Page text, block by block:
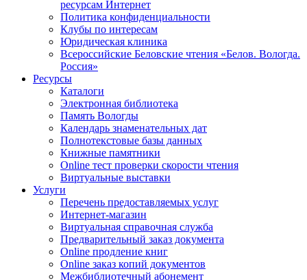
ресурсам Интернет
Политика конфиденциальности
Клубы по интересам
Юридическая клиника
Всероссийские Беловские чтения «Белов. Вологда.
Россия»
Ресурсы
Каталоги
Электронная библиотека
Память Вологды
Календарь знаменательных дат
Полнотекстовые базы данных
Книжные памятники
Online тест проверки скорости чтения
Виртуальные выставки
Услуги
Перечень предоставляемых услуг
Интернет-магазин
Виртуальная справочная служба
Предварительный заказ документа
Online продление книг
Online заказ копий документов
Межбиблиотечный абонемент